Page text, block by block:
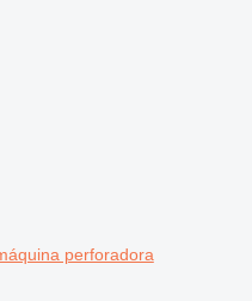
perforadora